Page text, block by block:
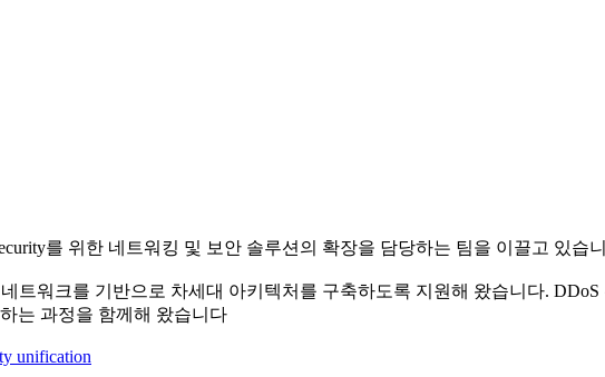
를 위한 네트워킹 및 보안 솔루션의 확장을 담당하는 팀을 이끌고 있습
트워크를 기반으로 차세대 아키텍처를 구축하도록 지원해 왔습니다.
는 과정을 함께해 왔습니다
unification